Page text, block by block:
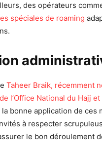
des opérateurs
spéciales de roaming
Taheer Braik, récemment
l’Office National du Hajj et
bonne application de ces
à respecter
le bon déroulement